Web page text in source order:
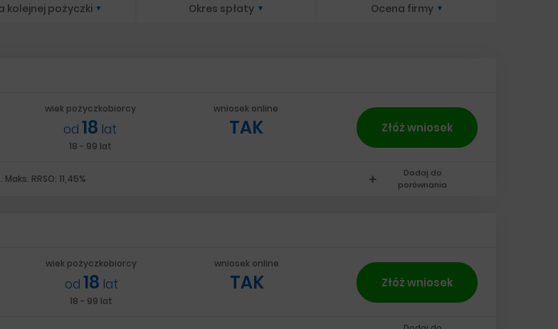
kolejnej pożyczki Okres spłaty Ocena firmy
wiek pożyczkobiorcy
od 18 lat
18 - 99 lat
wniosek online
TAK Złóż wniosek
RRSO: 11,45% add
Dodaj do
porównania
wiek pożyczkobiorcy
od 18 lat
18 - 99 lat
wniosek online
TAK Złóż wniosek